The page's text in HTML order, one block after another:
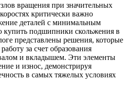
вращения при значительных
критически важно
деталей с минимальным
подшипники скольжения в
представлены решения, которые
за счет образования
и вкладышем. Эти элементы
и износ, демонстрируя
в самых тяжелых условиях